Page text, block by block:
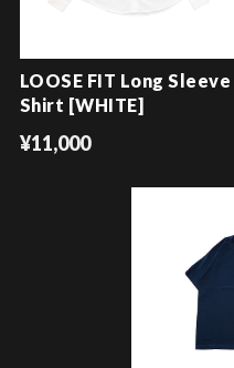
LOOSE FIT Long Sleeve
Shirt [WHITE]
¥11,000